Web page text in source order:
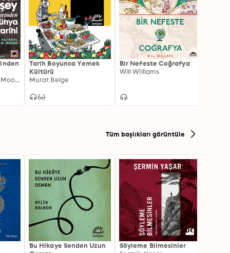
Raj Patel, Jason W. Moore
Tarih Boyunca Yemek
Kültürü
Murat Belge
Bir Nefeste Coğrafya
Will Williams
Tüm başlıkları görüntüle
Bu Hikaye Senden Uzun
Söyleme Bilmesinler